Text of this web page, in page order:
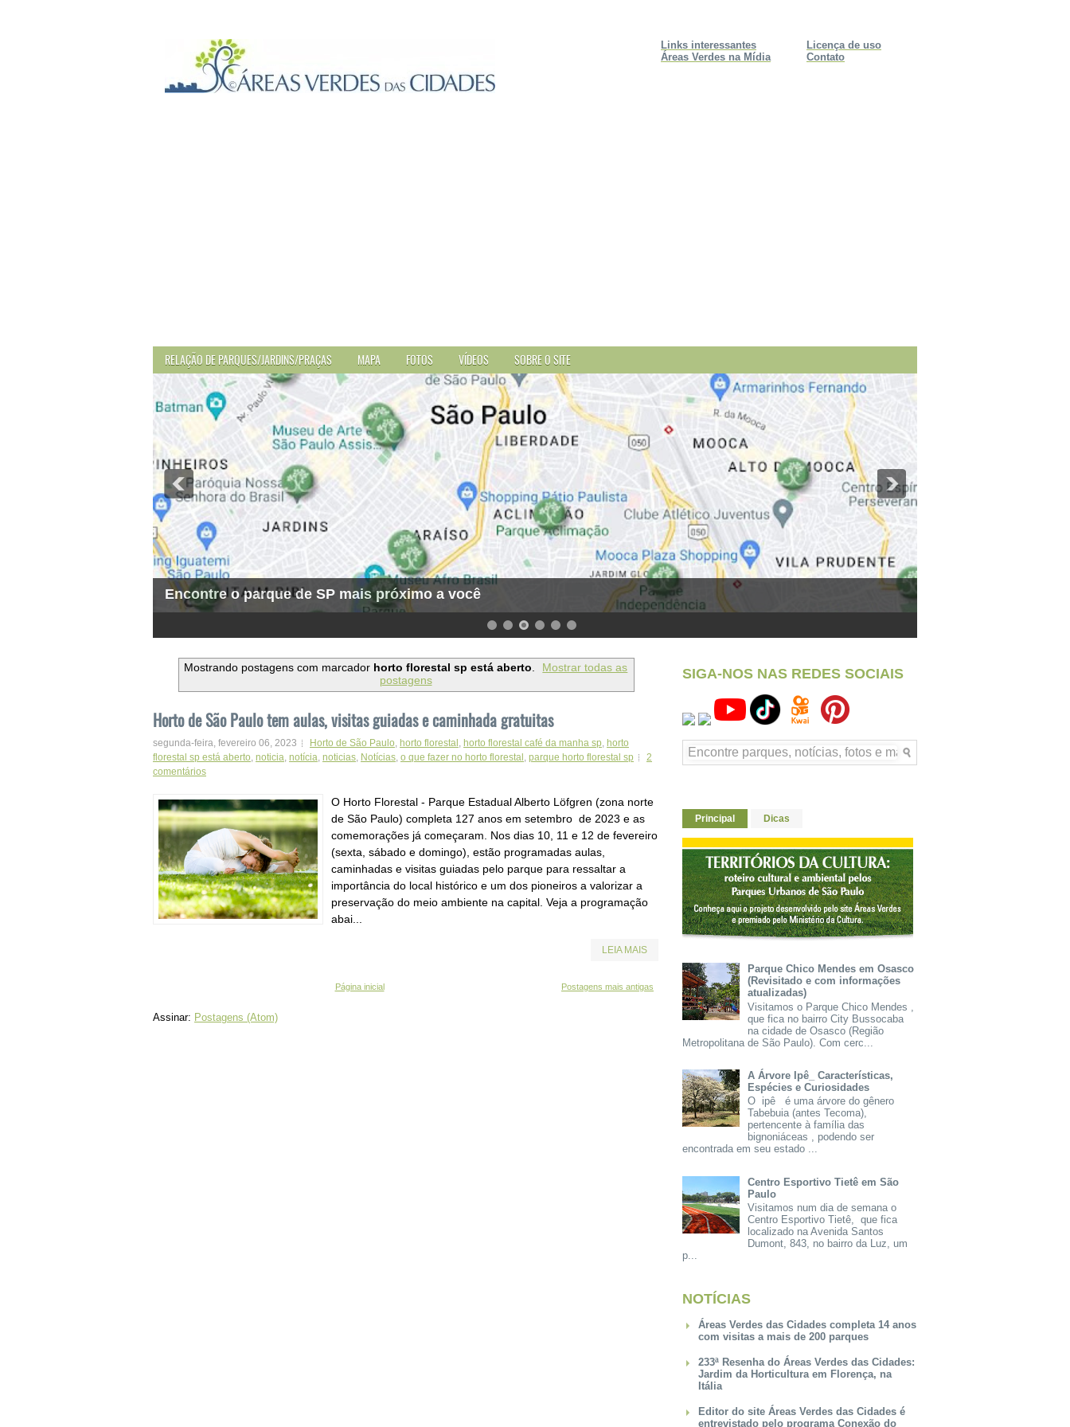
Licença de uso
Contato
Links interessantes
Áreas Verdes na Mídia
RELAÇÃO DE PARQUES/JARDINS/PRAÇAS MAPA FOTOS VÍDEOS SOBRE O SITE
Encontre o parque de SP mais próximo a você
Mostrando postagens com marcador horto florestal sp está aberto.
Mostrar todas as
postagens
Horto de São Paulo tem aulas, visitas guiadas e caminhada gratuitas
segunda-feira, fevereiro 06, 2023 Horto de São Paulo horto florestal horto florestal café da manha sp horto
florestal sp está aberto noticia notícia noticias Notícias o que fazer no horto florestal parque horto florestal sp
2
comentários
O Horto Florestal - Parque Estadual Alberto Löfgren (zona norte
de São Paulo) completa 127 anos em setembro de 2023 e as
comemorações já começaram. Nos dias 10, 11 e 12 de fevereiro
(sexta, sábado e domingo), estão programadas aulas,
caminhadas e visitas guiadas pelo parque para ressaltar a
importância do local histórico e um dos pioneiros a valorizar a
preservação do meio ambiente na capital. Veja a programação
abai...
LEIA MAIS
Postagens mais antigas
Página inicial
Assinar: Postagens (Atom)
SIGA-NOS NAS REDES SOCIAIS
Principal Dicas
Parque Chico Mendes em Osasco
(Revisitado e com informações
atualizadas)
Visitamos o Parque Chico Mendes ,
que fica no bairro City Bussocaba
na cidade de Osasco (Região
Metropolitana de São Paulo). Com cerc...
A Árvore Ipê_ Características,
Espécies e Curiosidades
O ipê é uma árvore do gênero
Tabebuia (antes Tecoma),
pertencente à família das
bignoniáceas , podendo ser
encontrada em seu estado ...
Centro Esportivo Tietê em São
Paulo
Visitamos num dia de semana o
Centro Esportivo Tietê, que fica
localizado na Avenida Santos
Dumont, 843, no bairro da Luz, um
p...
NOTÍCIAS
Áreas Verdes das Cidades completa 14 anos
com visitas a mais de 200 parques
233ª Resenha do Áreas Verdes das Cidades:
Jardim da Horticultura em Florença, na
Itália
Editor do site Áreas Verdes das Cidades é
entrevistado pelo programa Conexão do